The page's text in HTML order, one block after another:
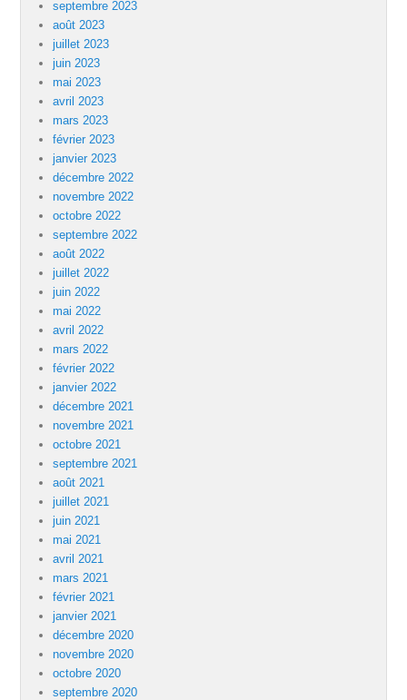
septembre 2023
août 2023
juillet 2023
juin 2023
mai 2023
avril 2023
mars 2023
février 2023
janvier 2023
décembre 2022
novembre 2022
octobre 2022
septembre 2022
août 2022
juillet 2022
juin 2022
mai 2022
avril 2022
mars 2022
février 2022
janvier 2022
décembre 2021
novembre 2021
octobre 2021
septembre 2021
août 2021
juillet 2021
juin 2021
mai 2021
avril 2021
mars 2021
février 2021
janvier 2021
décembre 2020
novembre 2020
octobre 2020
septembre 2020